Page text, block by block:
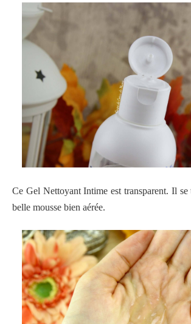
Ce Gel Nettoyant Intime est transparent. Il se
belle mousse bien aérée.